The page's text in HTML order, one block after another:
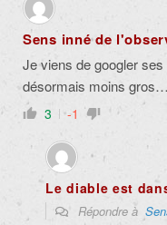
Sens inné de
Je viens de googler ses
désormais moins gros…
3 -1
Le diable est
Répondre à